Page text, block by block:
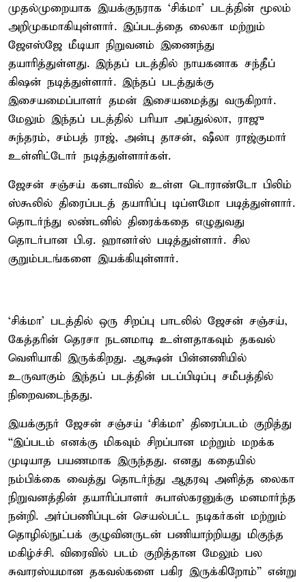
முதல்முறையாக இயக்குநராக ‘சிக்மா’ படத்தின் மூலம்
அறிமுகமாகியுள்ளார். இப்படத்தை லைகா மற்றும்
ஜேஎஸ்ஜே மீடியா நிறுவனம் இணைந்து
தயாரித்துள்ளது. இந்தப் படத்தில் நாயகனாக சந்தீப்
கிஷன் நடித்துள்ளார். இந்தப் படத்துக்கு
இசையமைப்பாளர் தமன் இசையமைத்து வருகிறார்.
மேலும் இந்தப் படத்தில் பரியா அப்துல்லா, ராஜு
சுந்தரம், சம்பத் ராஜ், அன்பு தாசன், ஷீலா ராஜ்குமார்
உள்ளிட்டோர் நடித்துள்ளார்கள்.
ஜேசன் சஞ்சய் கனடாவில் உள்ள டொராண்டோ பிலிம்
ஸ்கூலில் திரைப்படத் தயாரிப்பு டிப்ளமோ படித்துள்ளார்.
தொடர்ந்து லண்டனில் திரைக்கதை எழுதுவது
தொடர்பான பி.ஏ. ஹானர்ஸ் படித்துள்ளார். சில
குறும்படங்களை இயக்கியுள்ளார்.
‘சிக்மா’ படத்தில் ஒரு சிறப்பு பாடலில் ஜேசன் சஞ்சய்,
கேத்தரின் தெரசா நடனமாடி உள்ளதாகவும் தகவல்
வெளியாகி இருக்கிறது. ஆக்ஷன் பின்னணியில்
உருவாகும் இந்தப் படத்தின் படப்பிடிப்பு சமீபத்தில்
நிறைவடைந்தது.
இயக்குநர் ஜேசன் சஞ்சய் ‘சிக்மா’ திரைப்படம் குறித்து
“இப்படம் எனக்கு மிகவும் சிறப்பான மற்றும் மறக்க
முடியாத பயணமாக இருந்தது. எனது கதையில்
நம்பிக்கை வைத்து தொடர்ந்து ஆதரவு அளித்த லைகா
நிறுவனத்தின் தயாரிப்பாளர் சுபாஸ்கரனுக்கு மனமார்ந்த
நன்றி. அர்ப்பணிப்புடன் செயல்பட்ட நடிகர்கள் மற்றும்
தொழில்நுட்பக் குழுவினருடன் பணியாற்றியது மிகுந்த
மகிழ்ச்சி. விரைவில் படம் குறித்தான மேலும் பல
சுவாரஸ்யமான தகவல்களை பகிர இருக்கிறோம்” என்று